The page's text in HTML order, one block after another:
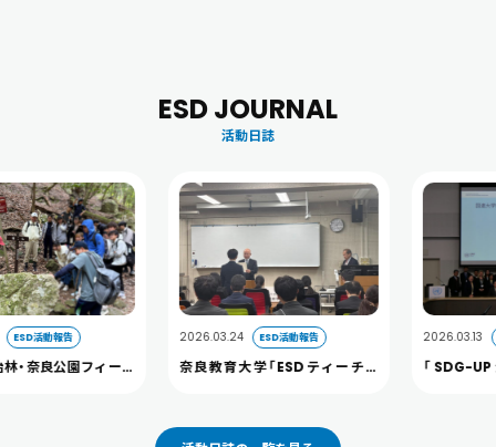
ESD JOURNAL
活動日誌
活動報告
良公園フィール
2026.03.24 ESD活動報告
奈良教育大学「ESDティーチャ
2026.03.13 ESD
「SDG-UP